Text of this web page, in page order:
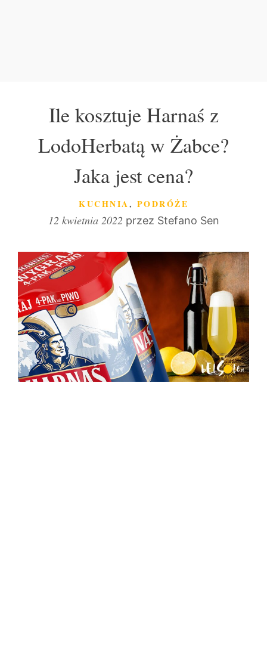
Ile kosztuje Harnaś z
LodoHerbatą w Żabce?
Jaka jest cena?
KATEGORIE
KUCHNIA, PODRÓŻE
12 kwietnia 2022 przez Stefano Sen